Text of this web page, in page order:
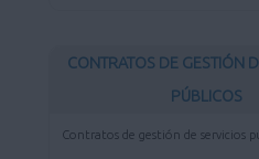
CONTRATOS DE GESTIÓN
PÚBLICOS
Contratos de gestión de servicios